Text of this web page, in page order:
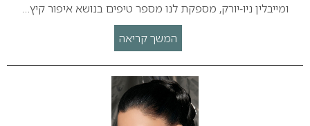
ומייבלין ניו-יורק, מספקת לנו מספר טיפים בנושא איפור קיץ…
המשך קריאה